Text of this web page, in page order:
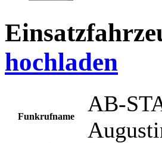
hochladen
Funkrufname
AB-